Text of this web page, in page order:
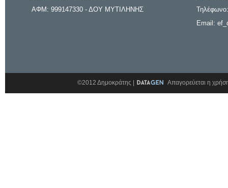
ΑΦΜ: 999147330 - ΔΟΥ ΜΥΤΙΛΗΝΗΣ
Email:
©2012 Δημοκράτης | Απαγορεύεται η